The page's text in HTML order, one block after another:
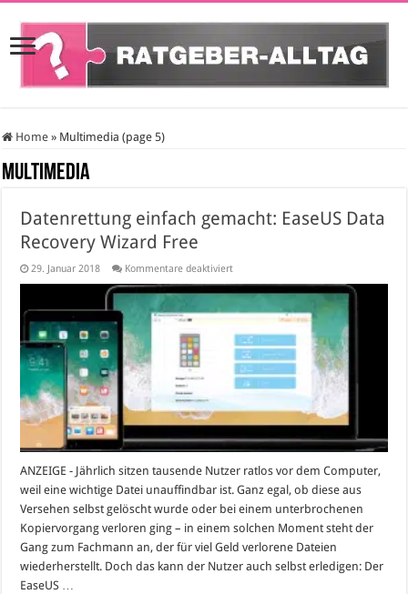
Home » Multimedia (page 5)
Multimedia
Datenrettung einfach gemacht: EaseUS Data
Recovery Wizard Free
29. Januar 2018 Kommentare deaktiviertfür
einfach
EaseUS
Recovery
Wizard
Free
ANZEIGE - Jährlich sitzen tausende Nutzer ratlos vor dem Computer,
weil eine wichtige Datei unauffindbar ist. Ganz egal, ob diese aus
Versehen selbst gelöscht wurde oder bei einem unterbrochenen
Kopiervorgang verloren ging – in einem solchen Moment steht der
Gang zum Fachmann an, der für viel Geld verlorene Dateien
wiederherstellt. Doch das kann der Nutzer auch selbst erledigen: Der
EaseUS …